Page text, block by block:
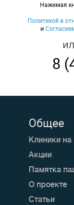
Нажимая
Политикой в
и
8
Общее
Клиники на
Акции
Памятка
О проекте
Статьи